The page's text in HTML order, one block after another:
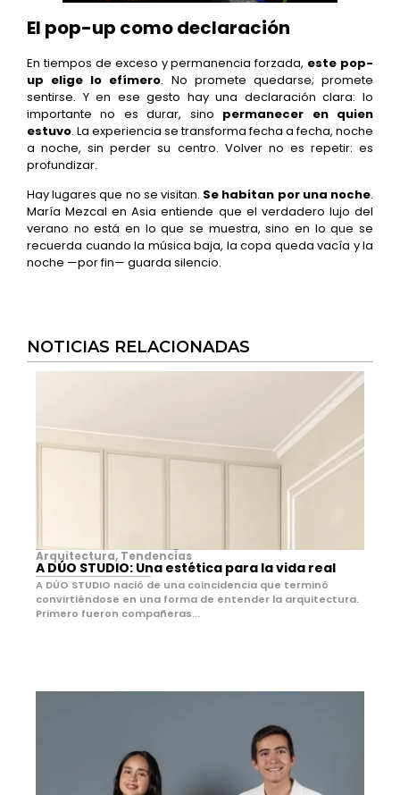
El pop-up como declaración
En tiempos de exceso y permanencia forzada, este pop-
up elige lo efímero. No promete quedarse; promete
sentirse. Y en ese gesto hay una declaración clara: lo
importante no es durar, sino permanecer en quien
estuvo. La experiencia se transforma fecha a fecha, noche
a noche, sin perder su centro. Volver no es repetir: es
profundizar.
Hay lugares que no se visitan. Se habitan por una noche.
María Mezcal en Asia entiende que el verdadero lujo del
verano no está en lo que se muestra, sino en lo que se
recuerda cuando la música baja, la copa queda vacía y la
noche —por fin— guarda silencio.
NOTICIAS RELACIONADAS
Arquitectura, Tendencias
A DÚO STUDIO: Una estética para la vida real
A DÚO STUDIO nació de una coincidencia que terminó
convirtiéndose en una forma de entender la arquitectura.
Primero fueron compañeras...